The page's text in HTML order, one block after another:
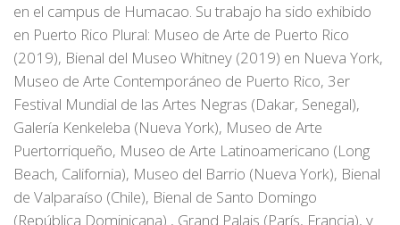
en el campus de Humacao. Su trabajo ha sido exhibido
en Puerto Rico Plural: Museo de Arte de Puerto Rico
(2019), Bienal del Museo Whitney (2019) en Nueva York,
Museo de Arte Contemporáneo de Puerto Rico, 3er
Festival Mundial de las Artes Negras (Dakar, Senegal),
Galería Kenkeleba (Nueva York), Museo de Arte
Puertorriqueño, Museo de Arte Latinoamericano (Long
Beach, California), Museo del Barrio (Nueva York), Bienal
de Valparaíso (Chile), Bienal de Santo Domingo
(República Dominicana) , Grand Palais (París, Francia), y